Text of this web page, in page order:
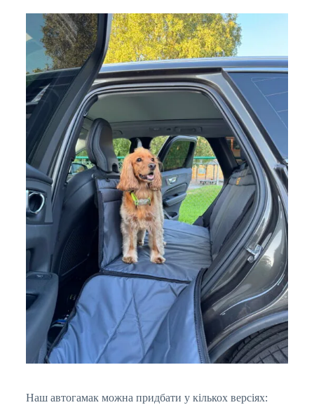
Наш автогамак можна придбати у кількох версіях: